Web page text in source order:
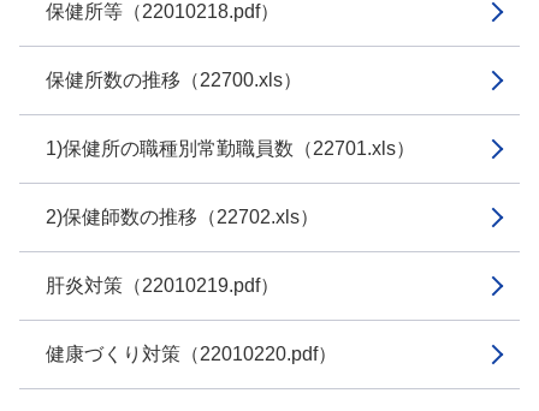
保健所等（22010218.pdf）
保健所数の推移（22700.xls）
1)保健所の職種別常勤職員数（22701.xls）
2)保健師数の推移（22702.xls）
肝炎対策（22010219.pdf）
健康づくり対策（22010220.pdf）